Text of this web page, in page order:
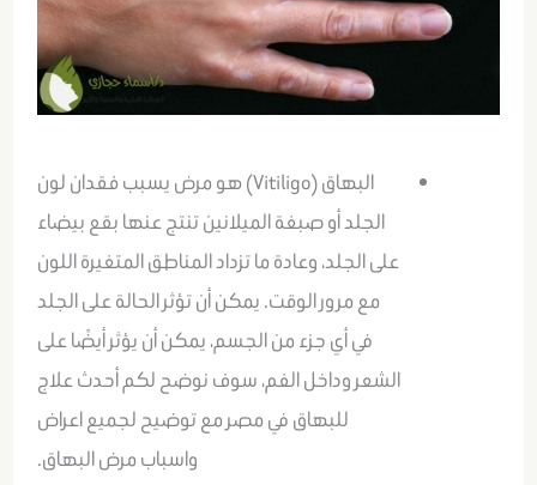
البهاق (Vitiligo) هو مرض يسبب فقدان لون
الجلد أو صبغة الميلانين تنتج عنها بقع بيضاء
على الجلد، وعادة ما تزداد المناطق المتغيرة اللون
مع مرور الوقت. يمكن أن تؤثر الحالة على الجلد
في أي جزء من الجسم، يمكن أن يؤثر أيضًا على
الشعر وداخل الفم، سوف نوضح لكم أحدث علاج
للبهاق في مصر مع توضيح لجميع اعراض
واسباب مرض البهاق.